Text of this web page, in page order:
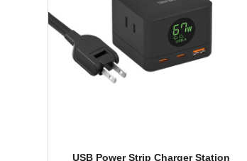
USB Power Strip Charger Station